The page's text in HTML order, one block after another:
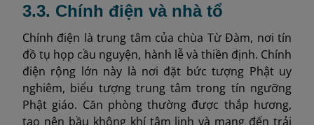
3.3. Chính điện và nhà tổ
Chính điện là trung tâm của chùa Từ Đàm, nơi tín
đồ tụ họp cầu nguyện, hành lễ và thiền định. Chính
điện rộng lớn này là nơi đặt bức tượng Phật uy
nghiêm, biểu tượng trung tâm trong tín ngưỡng
Phật giáo. Căn phòng thường được thắp hương,
tạo nên bầu không khí tâm linh và mang đến trải